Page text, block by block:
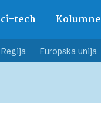
tech Kolumne
Regija Europska unija